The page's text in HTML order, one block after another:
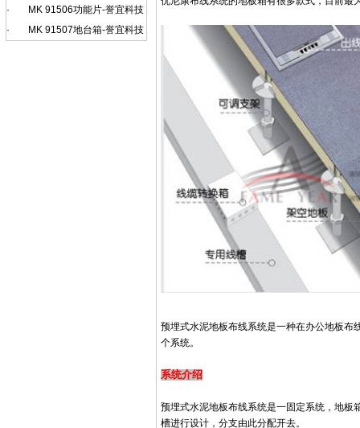
·
MK 91506功能片-誉宜科技
·
MK 91507地台箱-誉宜科技
预埋式水泥地板布线系统是一种在办公地板布
个系统。
系统介绍
预埋式水泥地板布线系统是一固定系统，地板
槽进行设计，分支由此分配开去。